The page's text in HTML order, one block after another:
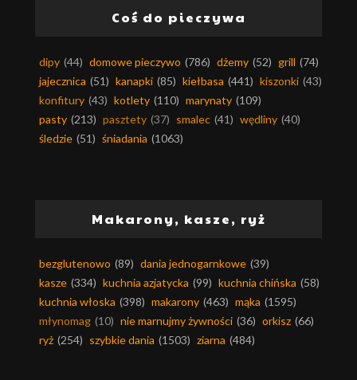
Coś do pieczywa
dipy (44) domowe pieczywo (786) dżemy (52) grill (74)
jajecznica (51) kanapki (85) kiełbasa (441) kiszonki (43)
konfitury (43) kotlety (110) marynaty (109)
pasty (213) pasztety (37) smalec (41) wędliny (40)
śledzie (51) śniadania (1063)
Makarony, kasze, ryż
bezglutenowo (89) dania jednogarnkowe (39)
kasze (334) kuchnia azjatycka (99) kuchnia chińska (58)
kuchnia włoska (398) makarony (463) mąka (1595)
młynomag (10) nie marnujmy żywności (36) orkisz (66)
ryż (254) szybkie dania (1503) ziarna (484)